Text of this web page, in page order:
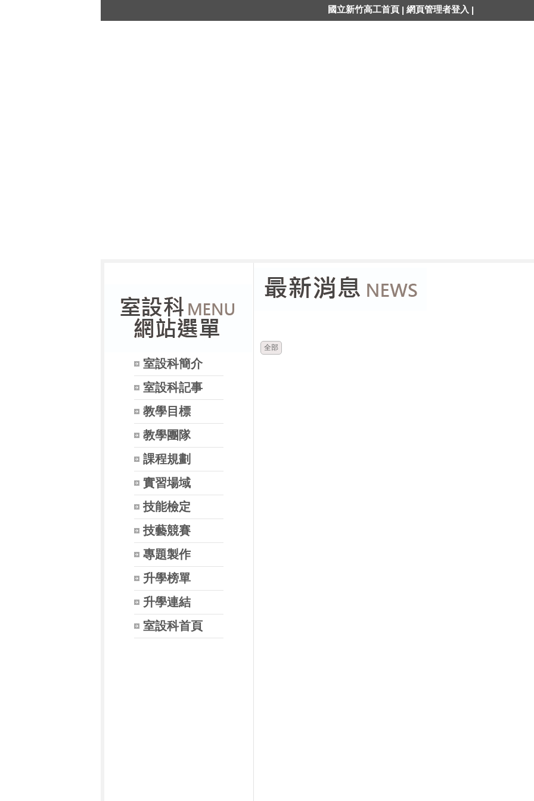
國立新竹高工首頁| 網頁管理者登入 |
室設科簡介
室設科記事
教學目標
教學團隊
課程規劃
實習場域
技能檢定
技藝競賽
專題製作
升學榜單
升學連結
室設科首頁
全部